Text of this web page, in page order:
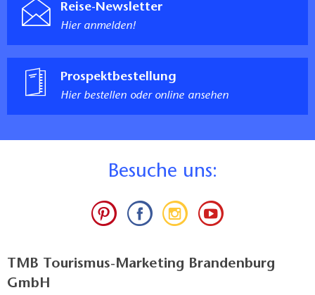
Reise-Newsletter
Hier anmelden!
Prospektbestellung
Hier bestellen oder online ansehen
Besuche uns:
TMB Tourismus-Marketing Brandenburg
GmbH